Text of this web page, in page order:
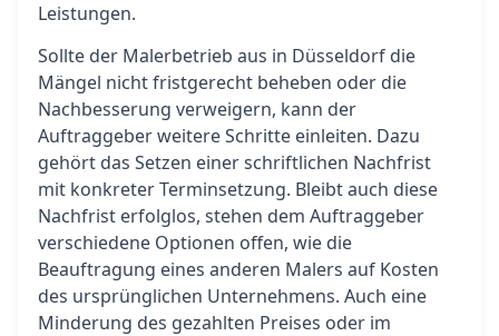
Leistungen.
Sollte der Malerbetrieb aus in Düsseldorf die
Mängel nicht fristgerecht beheben oder die
Nachbesserung verweigern, kann der
Auftraggeber weitere Schritte einleiten. Dazu
gehört das Setzen einer schriftlichen Nachfrist
mit konkreter Terminsetzung. Bleibt auch diese
Nachfrist erfolglos, stehen dem Auftraggeber
verschiedene Optionen offen, wie die
Beauftragung eines anderen Malers auf Kosten
des ursprünglichen Unternehmens. Auch eine
Minderung des gezahlten Preises oder im